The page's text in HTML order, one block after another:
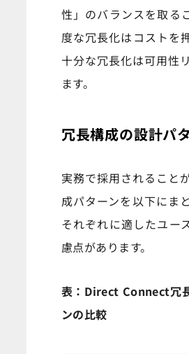
性」のバランスを取る
度な冗長化はコストを
十分な冗長化は可用性
ます。
冗長構成の設計パ
実務で採用されること
成パターンを以下にま
それぞれに適したユー
慮点があります。
表：Direct Connect冗
ンの比較